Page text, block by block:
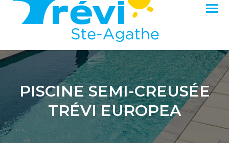
PISCINE SEMI-CREUSÉE
TRÉVI EUROPEA